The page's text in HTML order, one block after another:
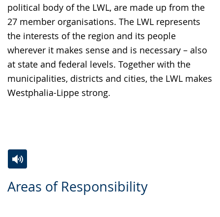
political body of the LWL, are made up from the
27 member organisations. The LWL represents
the interests of the region and its people
wherever it makes sense and is necessary – also
at state and federal levels. Together with the
municipalities, districts and cities, the LWL makes
Westphalia-Lippe strong.
Areas of Responsibility
Leichten
Audio-
Video